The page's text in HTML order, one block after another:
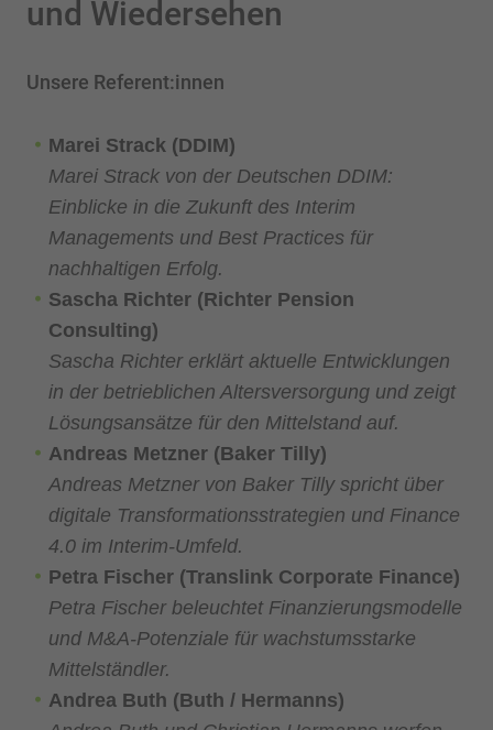
und Wiedersehen
Unsere Referent:innen
Marei Strack (DDIM)
Marei Strack von der Deutschen DDIM:
Einblicke in die Zukunft des Interim
Managements und Best Practices für
nachhaltigen Erfolg.
Sascha Richter (Richter Pension
Consulting)
Sascha Richter erklärt aktuelle Entwicklungen
in der betrieblichen Altersversorgung und zeigt
Lösungsansätze für den Mittelstand auf.
Andreas Metzner (Baker Tilly)
Andreas Metzner von Baker Tilly spricht über
digitale Transformationsstrategien und Finance
4.0 im Interim-Umfeld.
Petra Fischer (Translink Corporate Finance)
Petra Fischer beleuchtet Finanzierungsmodelle
und M&A-Potenziale für wachstumsstarke
Mittelständler.
Andrea Buth (Buth / Hermanns)